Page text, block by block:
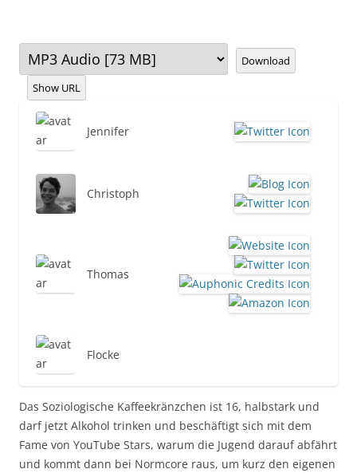
Download
Show URL
Jennifer
Christoph
Thomas
Flocke
Das Soziologische Kaffeekränzchen ist 16, halbstark und
darf jetzt Alkohol trinken und beschäftigt sich mit dem
Fame von YouTube Stars, warum die Jugend darauf abfährt
und kommt dann bei Normcore raus, um kurz den eigenen